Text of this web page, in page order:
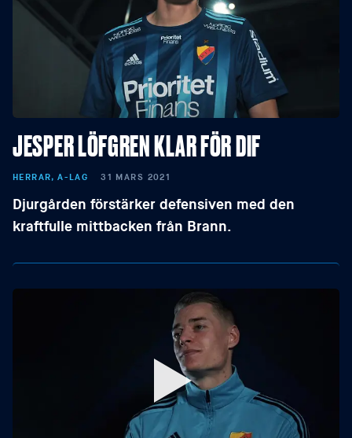
JESPER LÖFGREN KLAR FÖR DIF
HERRAR, A-LAG 31 MARS 2021
Djurgården förstärker defensiven med den
kraftfulle mittbacken från Brann.